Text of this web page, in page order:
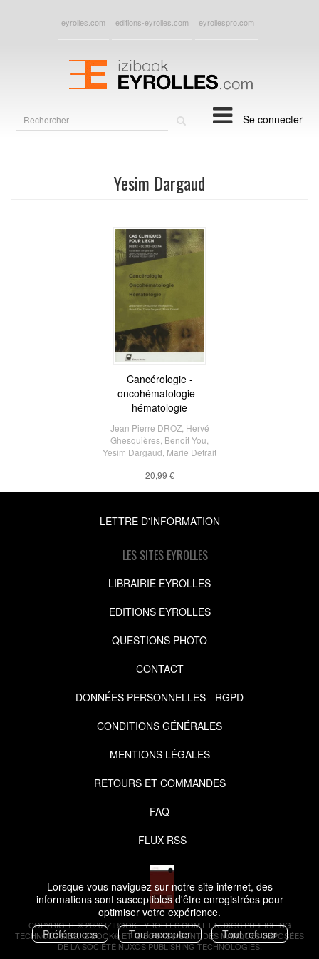
Lorsque vous naviguez sur notre site internet, des
informations sont susceptibles d'être enregistrées pour
optimiser votre expérience.
Préférences
Tout accepter Tout refuser
eyrolles.com editions-eyrolles.com eyrollespro.com
Se connecter
Yesim Dargaud
Cancérologie -
oncohématologie -
hématologie
Jean Pierre DROZ, Hervé
Ghesquières Benoit You
Yesim Dargaud Marie Detrait
20,99 €
LETTRE D'INFORMATION
LES SITES EYROLLES
LIBRAIRIE EYROLLES
EDITIONS EYROLLES
QUESTIONS PHOTO
CONTACT
DONNÉES PERSONNELLES - RGPD
CONDITIONS GÉNÉRALES
MENTIONS LÉGALES
RETOURS ET COMMANDES
FAQ
FLUX RSS
COPYRIGHT © 2026 IZIBOOK.EYROLLES.COM ET NUXOS PUBLISHING
TECHNOLOGIES.IZIBOOK® ETIZIBOOKS®SONT DES MARQUES DÉPOSÉES
DE LA SOCIÉTÉ NUXOS PUBLISHING TECHNOLOGIES.